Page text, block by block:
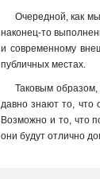
Очередной, как
наконец-то
и современному
публичных местах.
Таковым
давно знают то, что
Возможно и то, что
они будут отлично